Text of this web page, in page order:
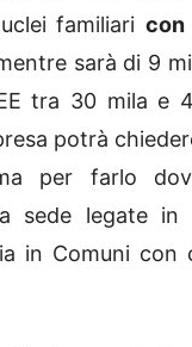
familiari con
sarà di 9
tra 30 mila e
potrà
per farlo
sede legate in
in Comuni con